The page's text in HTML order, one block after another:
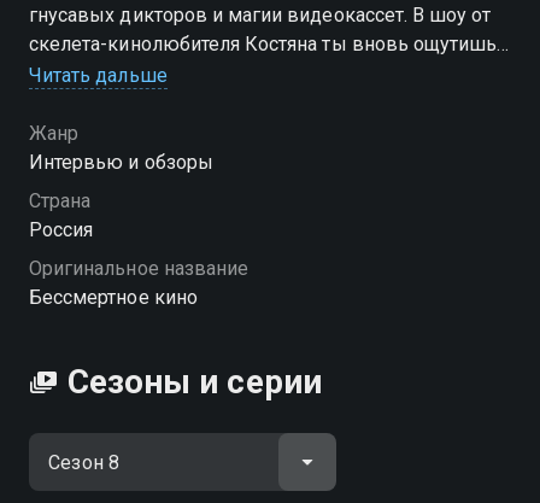
гнусавых дикторов и магии видеокассет. В шоу от
скелета-кинолюбителя Костяна ты вновь ощутишь
весь дух той эпохи — от шумов ленты до первых
онлайн в хорошем качестве.
Посмотреть онлайн 8 сезон сериала Бессмертное
кино вы можете совершенно бесплатно в хорошем
Читать дальше
Жанр
Интервью и обзоры
Страна
Россия
Оригинальное название
Бессмертное кино
Сезоны и серии